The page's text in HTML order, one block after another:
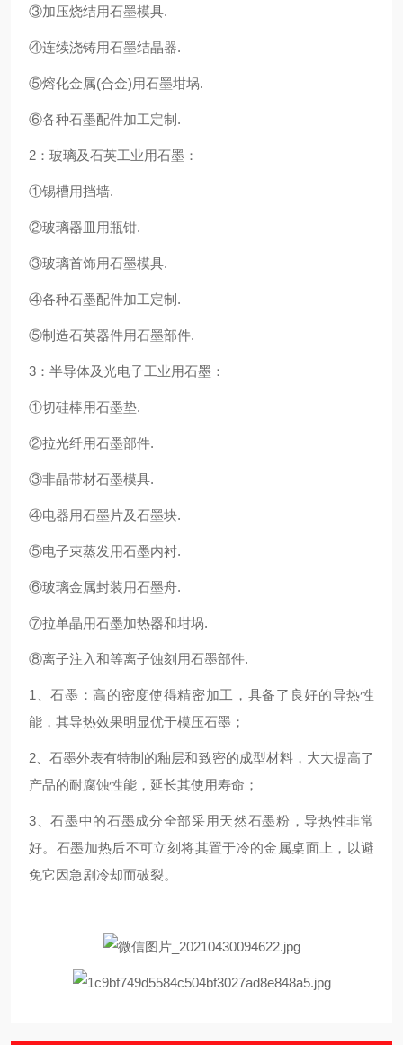
③加压烧结用石墨模具.
④连续浇铸用石墨结晶器.
⑤熔化金属(合金)用石墨坩埚.
⑥各种石墨配件加工定制.
2：玻璃及石英工业用石墨：
①锡槽用挡墙.
②玻璃器皿用瓶钳.
③玻璃首饰用石墨模具.
④各种石墨配件加工定制.
⑤制造石英器件用石墨部件.
3：半导体及光电子工业用石墨：
①切硅棒用石墨垫.
②拉光纤用石墨部件.
③非晶带材石墨模具.
④电器用石墨片及石墨块.
⑤电子束蒸发用石墨内衬.
⑥玻璃金属封装用石墨舟.
⑦拉单晶用石墨加热器和坩埚.
⑧离子注入和等离子蚀刻用石墨部件.
1、石墨：高的密度使得精密加工，具备了良好的导热性
能，其导热效果明显优于模压石墨；
2、石墨外表有特制的釉层和致密的成型材料，大大提高了
产品的耐腐蚀性能，延长其使用寿命；
3、石墨中的石墨成分全部采用天然石墨粉，导热性非常
好。石墨加热后不可立刻将其置于冷的金属桌面上，以避
免它因急剧冷却而破裂。